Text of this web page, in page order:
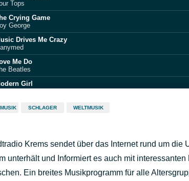
Tops
Crying Game
George
Drives Me Crazy
Me Do
Beatles
Girl
April (You Call My Name)
Fat Fannie
SCHLAGER WELTMUSIK
Krems sendet über das Internet rund um die
unterhält und Informiert es auch mit
Ein breites Musikprogramm für alle